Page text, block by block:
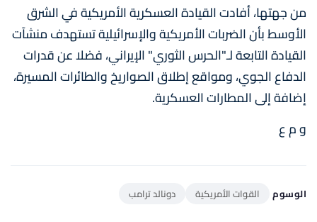
من جهتها، أفادت القيادة العسكرية الأمريكية في الشرق
الأوسط بأن الضربات الأمريكية والإسرائيلية تستهدف منشآت
القيادة التابعة لـ"الحرس الثوري" الإيراني، فضلا عن قدرات
الدفاع الجوي، ومواقع إطلاق الصواريخ والطائرات المسيرة،
إضافة إلى المطارات العسكرية.
و م ع
الوسوم القوات الأمريكية دونالد ترامب